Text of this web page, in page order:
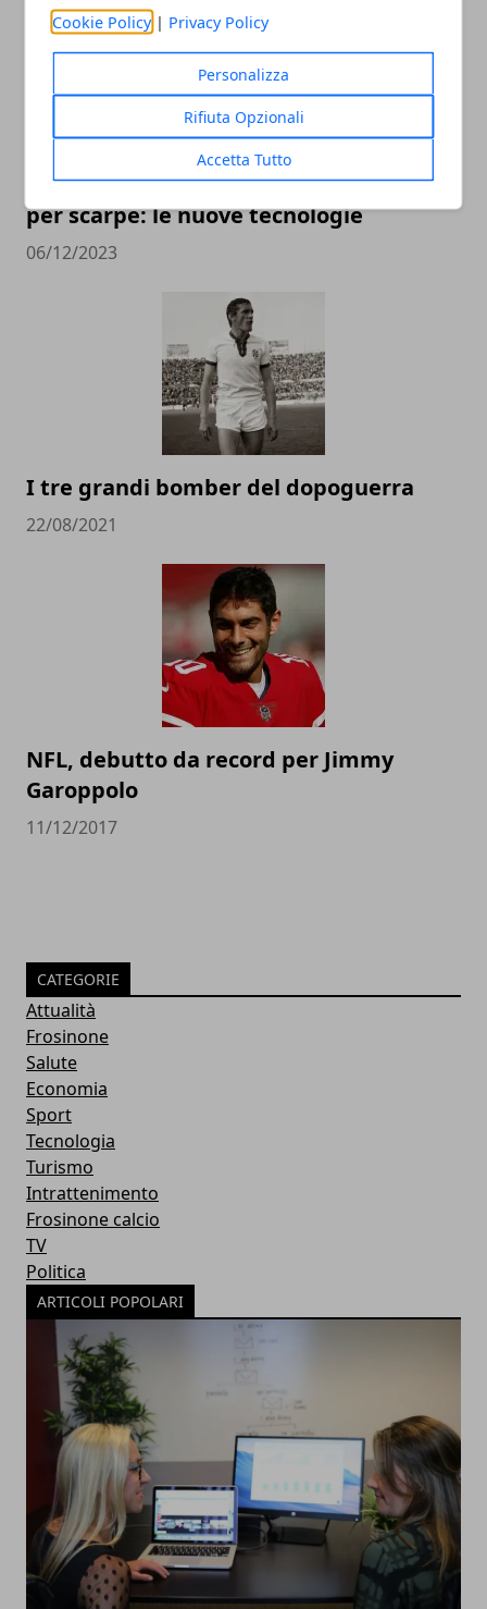
Cookie Policy | Privacy Policy
Personalizza
Rifiuta Opzionali
Accetta Tutto
Innovazione nella produzione di suole
per scarpe: le nuove tecnologie
06/12/2023
I tre grandi bomber del dopoguerra
22/08/2021
NFL, debutto da record per Jimmy
Garoppolo
11/12/2017
CATEGORIE
Attualità
Frosinone
Salute
Economia
Sport
Tecnologia
Turismo
Intrattenimento
Frosinone calcio
TV
Politica
ARTICOLI POPOLARI